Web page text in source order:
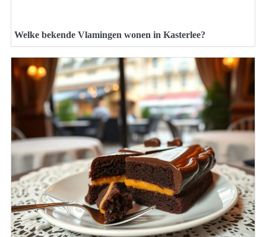
Welke bekende Vlamingen wonen in Kasterlee?